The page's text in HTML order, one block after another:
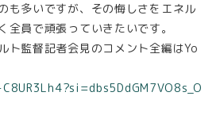
も多いですが、その悔しさをエネル
全員で頑張っていきたいです。
ト監督記者会見のコメント全編はYo